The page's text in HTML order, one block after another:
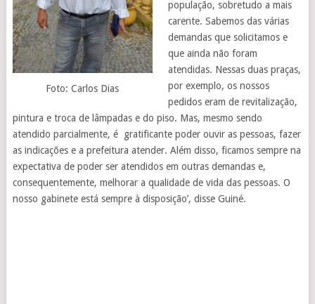
Foto: Carlos Dias
população, sobretudo a mais
carente. Sabemos das várias
demandas que solicitamos e
que ainda não foram
atendidas. Nessas duas praças,
por exemplo, os nossos
pedidos eram de revitalização,
pintura e troca de lâmpadas e do piso. Mas, mesmo sendo
atendido parcialmente, é gratificante poder ouvir as pessoas, fazer
as indicações e a prefeitura atender. Além disso, ficamos sempre na
expectativa de poder ser atendidos em outras demandas e,
consequentemente, melhorar a qualidade de vida das pessoas. O
nosso gabinete está sempre à disposição’, disse Guiné.